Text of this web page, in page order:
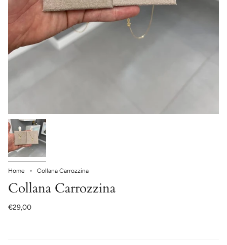
Home Collana Carrozzina
Collana Carrozzina
€29,00